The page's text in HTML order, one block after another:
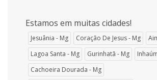
Estamos em muitas cidades!
Jesuânia - Mg Coração De Jesus - Mg
Lagoa Santa - Mg
Gurinhatã - Mg
Cachoeira Dourada - Mg